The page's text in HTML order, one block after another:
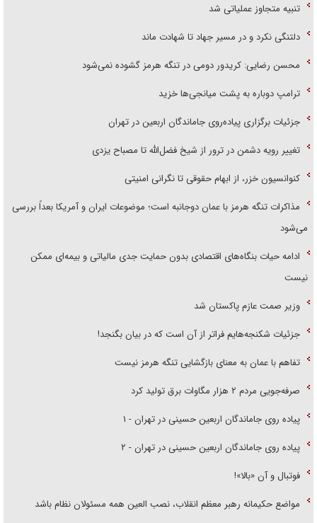
تنبیه متجاوز عملیاتی شد
دلتنگی نکرد و در مسیر جهاد تا شهادت ماند
محسن رضایی: کریدور دومی در تنگه هرمز گشوده نمی‌شود
ترامپ دوباره به پشت میانجی‌ها خزید
جزئیات برگزاری پیاده‌روی جاماندگان اربعین در تهران
تغییر رویه دشمن در ترور از شیخ فضل‌الله تا مصباح یزدی
کنوانسیون خزر، از ابهام حقوقی تا نگرانی امنیتی
مذاکرات تنگه هرمز با عمان دوجانبه است؛ موضوعات ایران و آمریکا بعداً بررسی
می‌شود
ادامه حیات بنگاه‌های اقتصادی بدون حمایت جدی مالیاتی و بیمه‌ای ممکن
نیست
وزیر صمت عازم پاکستان شد
جزئیات شکنجه‌هایم فراتر از آن است که در بیان بگنجد!
تفاهم با عمان به معنای بازگشایی تنگه هرمز نیست
صرفه‌جویی مردم ۲ هزار مگاوات برق تولید کرد
پیاده روی جاماندگان اربعین حسینی در تهران - ۱
پیاده روی جاماندگان اربعین حسینی در تهران - ۲
فوتبال و آن «بالا»!
مواضع حکیمانه رهبر معظم انقلاب، نصب العین همه مسئولان نظام باشد